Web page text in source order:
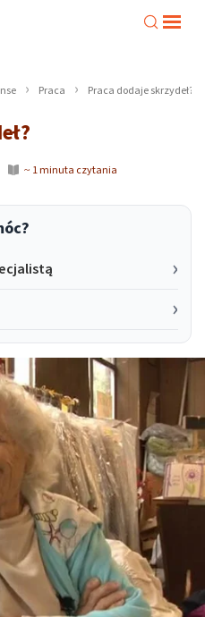
Praca Praca dodaje skrzydeł?
~ 1 minuta czytania